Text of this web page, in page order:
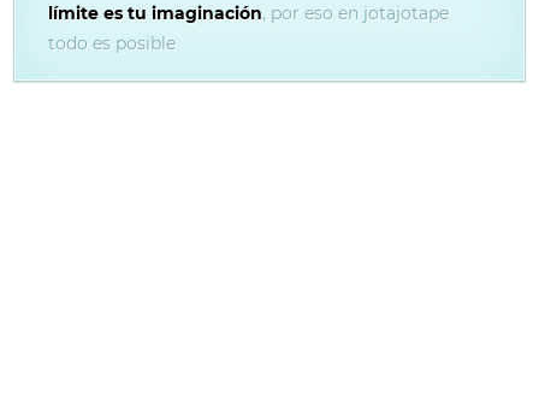
límite es tu imaginación, por eso en jotajotape
todo es posible